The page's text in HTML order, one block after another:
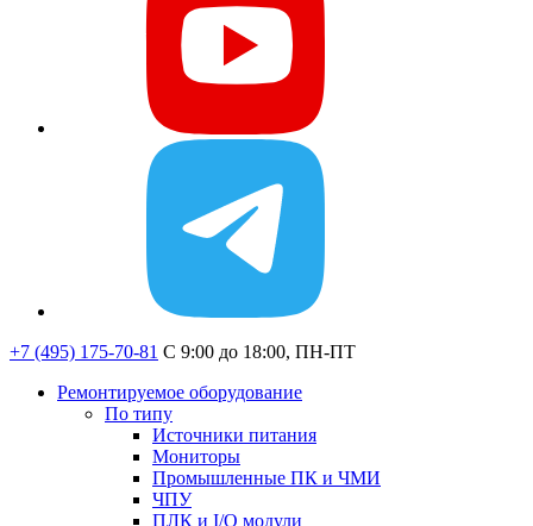
+7 (495) 175-70-81 C 9:00 до 18:00, ПН-ПТ
Ремонтируемое оборудование
По типу
Источники питания
Мониторы
Промышленные ПК и ЧМИ
ЧПУ
ПЛК и I/O модули